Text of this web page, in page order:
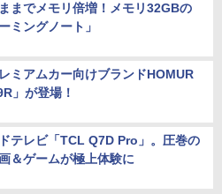
までメモリ倍増！メモリ32GBの
ミングノート」
ミアムカー向けブランドHOMUR
」が登場！
テレビ「TCL Q7D Pro」。圧巻の
＆ゲームが極上体験に